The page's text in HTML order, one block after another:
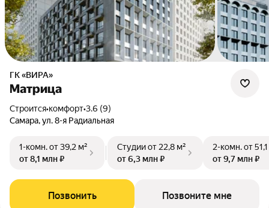
ГК «ВИРА»
Матрица
Строится•комфорт•3.6 (9)
Самара, ул. 8-я Радиальная
1-комн.от 39,2 м²
от 8,1 млн ₽
Студииот 22,8 м²
от 6,3 млн ₽
2-комн.от
от 9,7 млн ₽
Позвонить Позвоните мне